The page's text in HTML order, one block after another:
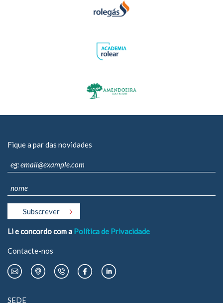
Fique a par das novidades
Li e concordo com a Política de Privacidade
Contacte-nos
SEDE